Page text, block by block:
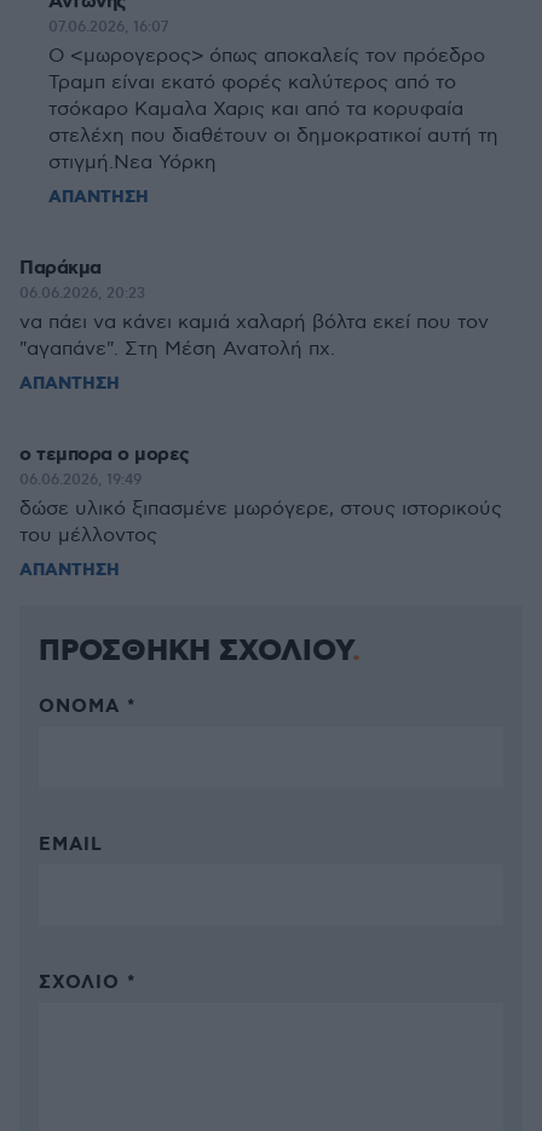
07.06.2026, 16:07
Ο <μωρογερος> όπως αποκαλείς τον πρόεδρο
Τραμπ είναι εκατό φορές καλύτερος από το
τσόκαρο Καμαλα Χαρις και από τα κορυφαία
στελέχη που διαθέτουν οι δημοκρατικοί αυτή τη
στιγμή.Νεα Υόρκη
ΑΠΑΝΤΗΣΗ
Παράκμα
06.06.2026, 20:23
να πάει να κάνει καμιά χαλαρή βόλτα εκεί που τον
"αγαπάνε". Στη Μέση Ανατολή πχ.
ΑΠΑΝΤΗΣΗ
ο τεμπορα ο μορες
06.06.2026, 19:49
δώσε υλικό ξιπασμένε μωρόγερε, στους ιστορικούς
του μέλλοντος
ΑΠΑΝΤΗΣΗ
ΠΡΟΣΘΗΚΗ ΣΧΟΛΙΟΥ
ΌΝΟΜΑ *
EMAIL
ΣΧΌΛΙΟ *